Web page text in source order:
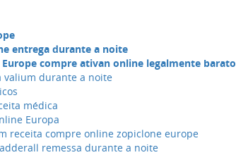
entrega durante a noite
compre ativan online legalmente barato
valium durante a noite
médica
Europa
receita compre online zopiclone europe
remessa durante a noite